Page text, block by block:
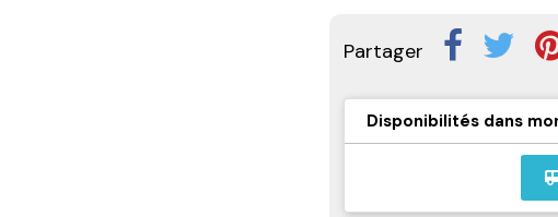
Partager
Disponibilités dans